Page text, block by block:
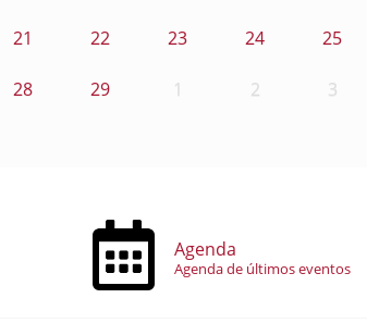
21 22 23 24 25
28 29 1 2 3
Agenda
Agenda de últimos eventos